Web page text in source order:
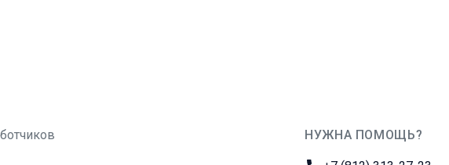
НУЖНА ПОМОЩЬ?